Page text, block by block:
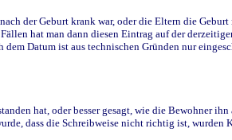
der Geburt krank war, oder die Eltern die
hat man dann diesen Eintrag auf der
Datum ist aus technischen Gründen nur
hat, oder besser gesagt, wie die Bewohner ihn
dass die Schreibweise nicht richtig ist, wurden